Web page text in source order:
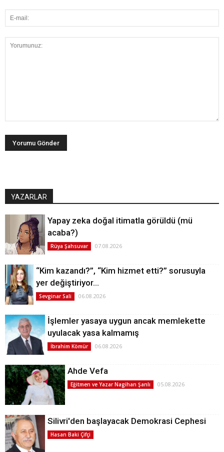
YAZARLAR
Yapay zeka doğal itimatla görüldü (mü
acaba?)
Rüya Şahsuvar 07.08.2026
“Kim kazandı?”, “Kim hizmet etti?” sorusuyla
yer değiştiriyor…
Sevginar Sali 06.08.2026
İşlemler yasaya uygun ancak memlekette
uyulacak yasa kalmamış
İbrahim Kömür 06.08.2026
Ahde Vefa
Eğitmen ve Yazar Nagihan Şanlı 05.08.2026
Silivri'den başlayacak Demokrasi Cephesi
Hasan Baki Çifçi